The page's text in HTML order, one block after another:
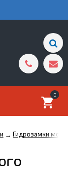
0
→ Гидрозамки